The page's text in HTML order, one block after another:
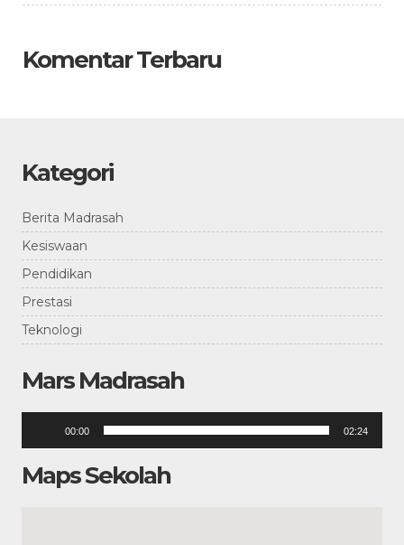
Komentar Terbaru
Kategori
Berita Madrasah
Kesiswaan
Pendidikan
Prestasi
Teknologi
Mars Madrasah
00:00 02:24
Maps Sekolah